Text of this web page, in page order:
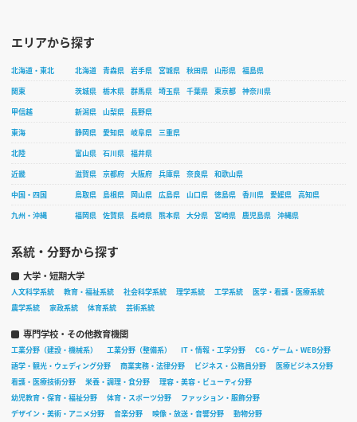
エリアから探す
北海道・東北 北海道 青森県 岩手県 宮城県 秋田県 山形県
福島県
関東
茨城県 栃木県 群馬県 埼玉県 千葉県 東京都
神奈川県
甲信越
新潟県 山梨県
長野県
東海
静岡県 愛知県 岐阜県
三重県
北陸
富山県 石川県
福井県
近畿
滋賀県 京都府 大阪府 兵庫県 奈良県
和歌山県
中国・四国
鳥取県 島根県 岡山県 広島県 山口県 徳島県 香川県 愛媛県
高知県
九州・沖縄
福岡県 佐賀県 長崎県 熊本県 大分県 宮崎県 鹿児島県 沖縄県
系統・分野から探す
大学・短期大学
人文科学系統 教育・福祉系統 社会科学系統 理学系統 工学系統
医学・看護・医療系統
農学系統
家政系統 体育系統 芸術系統
専門学校・その他教育機関
工業分野（建設・機械系） 工業分野（整備系） IT・情報・工学分野
CG・ゲーム・WEB分野
語学・観光・ウェディング分野
商業実務・法律分野 ビジネス・公務員分野
医療ビジネス分野
看護・医療技術分野
栄養・調理・食分野
理容・美容・ビューティ分野
幼児教育・保育・福祉分野
体育・スポーツ分野
ファッション・服飾分野
デザイン・美術・アニメ分野
音楽分野 映像・放送・音響分野
動物分野